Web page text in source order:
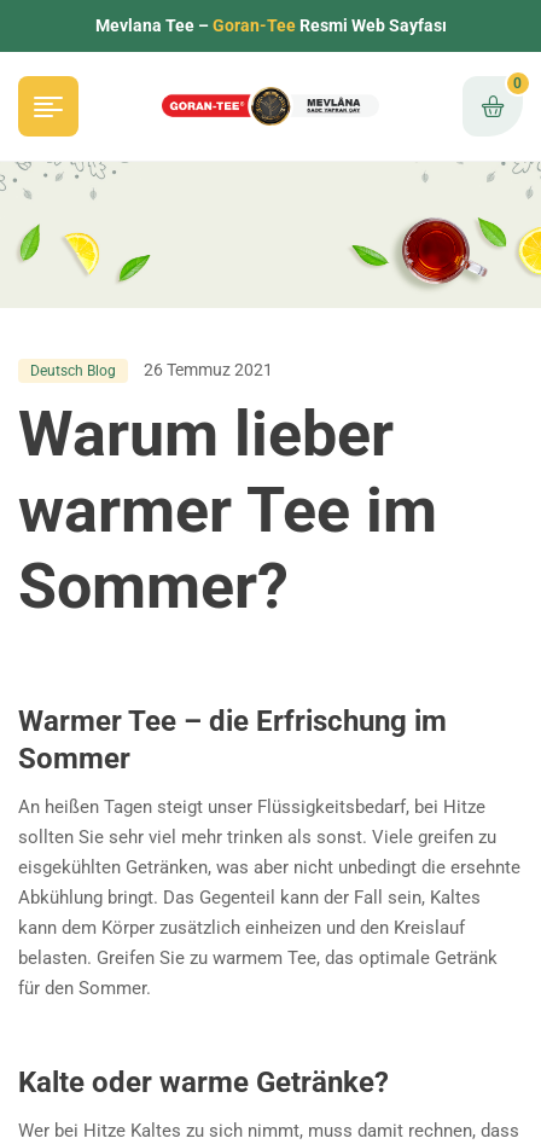
Mevlana Tee –Goran-TeeResmi Web Sayfası
0
Deutsch Blog 26 Temmuz 2021
Warum lieber
warmer Tee im
Sommer?
Warmer Tee – die Erfrischung im
Sommer
An heißen Tagen steigt unser Flüssigkeitsbedarf, bei Hitze
sollten Sie sehr viel mehr trinken als sonst. Viele greifen zu
eisgekühlten Getränken, was aber nicht unbedingt die ersehnte
Abkühlung bringt. Das Gegenteil kann der Fall sein, Kaltes
kann dem Körper zusätzlich einheizen und den Kreislauf
belasten. Greifen Sie zu warmem Tee, das optimale Getränk
für den Sommer.
Kalte oder warme Getränke?
Wer bei Hitze Kaltes zu sich nimmt, muss damit rechnen, dass